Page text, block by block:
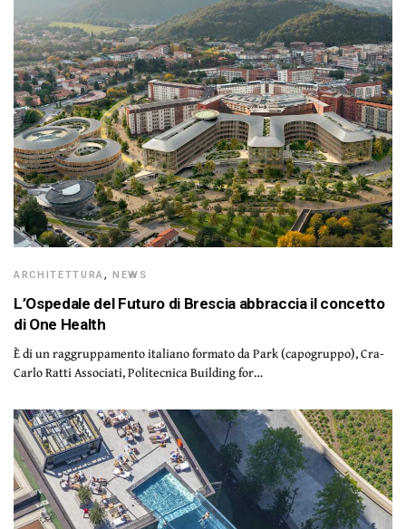
ARCHITETTURA,NEWS
L’Ospedale del Futuro di Brescia abbraccia il concetto
di One Health
È di un raggruppamento italiano formato da Park (capogruppo), Cra-
Carlo Ratti Associati, Politecnica Building for…